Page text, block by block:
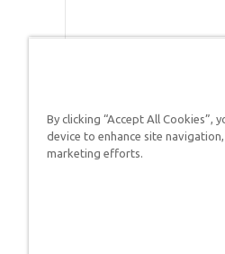
By clicking “Accept All Cookies”,
device to enhance site
marketing efforts.